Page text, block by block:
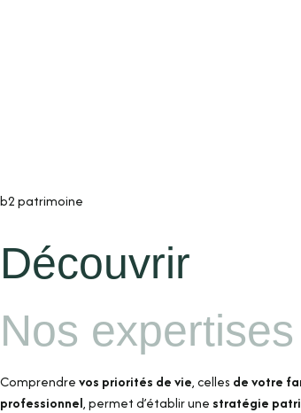
b2 patrimoine
Découvrir
Nos expertises
Comprendrevos priorités de vie, celles de votre
professionnel, permet d’établir une stratégie